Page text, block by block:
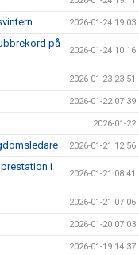
2026-01-24 19:03
på
2026-01-24 10:16
2026-01-23 23:51
2026-01-22 07:39
2026-01-22
2026-01-21 12:56
i
2026-01-21 08:41
2026-01-21 07:06
2026-01-20 07:03
2026-01-19 14:37